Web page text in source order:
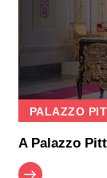
PALAZZO
A Palazzo